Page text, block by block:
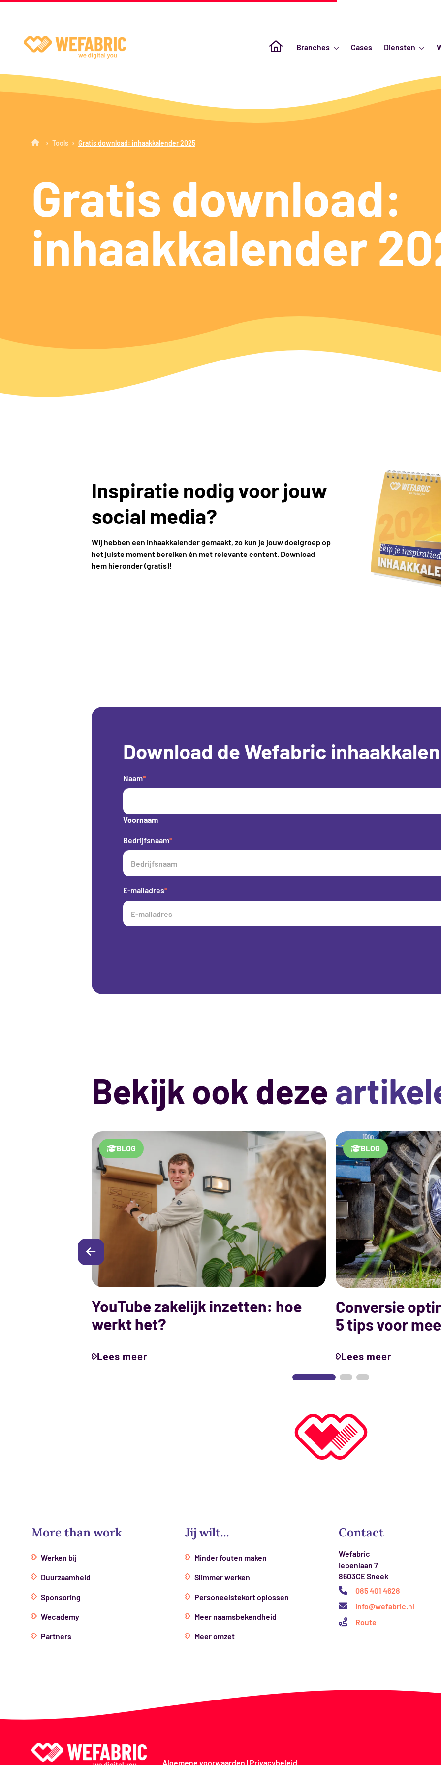
Naar de homepagina
Branches Cases Diensten
Gratis download:
inhaakkalender
› Tools › Gratis download: inhaakkalender 2025
Inspiratie nodig voor jouw
social media?
Wij hebben een inhaakkalender gemaakt, zo kun je jouw doelgroep op
het juiste moment bereiken én met relevante content. Download
hem hieronder (gratis)!
Download de Wefabric
Naam*
Voornaam
Bedrijfsnaam*
E-mailadres*
Bekijk ook deze
BLOG
YouTube zakelijk inzetten: hoe
werkt het?
Lees meer
BLOG
Conversie
5 tips voor
Lees meer
More than work
Werken bij
Duurzaamheid
Sponsoring
Wecademy
Partners
Jij wilt...
Minder fouten maken
Slimmer werken
Personeelstekort oplossen
Meer naamsbekendheid
Meer omzet
Contact
Wefabric
Iepenlaan 7
8603CE Sneek
085 401 4628
info@wefabric.nl
Route
Algemene voorwaarden | Privacybeleid